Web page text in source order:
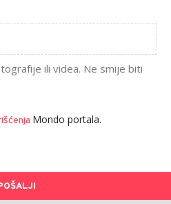
ili videa. Ne smije biti
Mondo portala.